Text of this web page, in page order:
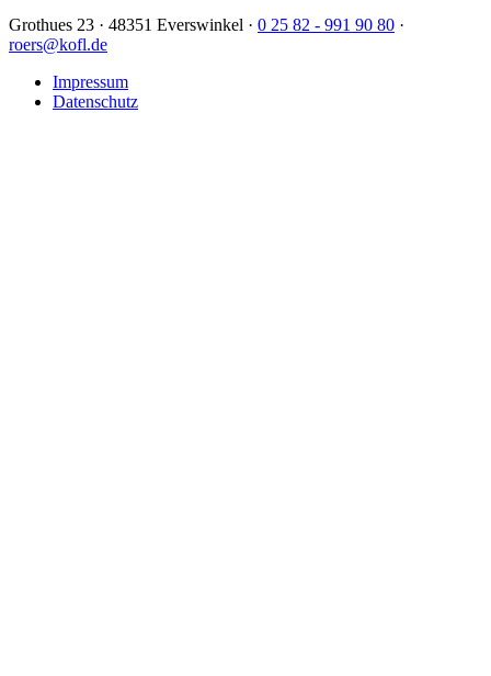
Grothues 23 · 48351 Everswinkel · 0 25 82 - 991 90 80 ·
roers@kofl.de
Impressum
Datenschutz